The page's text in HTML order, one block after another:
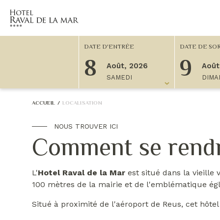
DATE D'ENTRÉE
8 Août, 2026
SAMEDI
DATE DE
9
ACCUEIL / LOCALISATION
NOUS TROUVER ICI
Comment se
L'Hotel Raval de la Marest situé dans la vieille
100 mètres de la mairie et de l'emblématique
Situé à proximité de l'aéroport de Reus, cet